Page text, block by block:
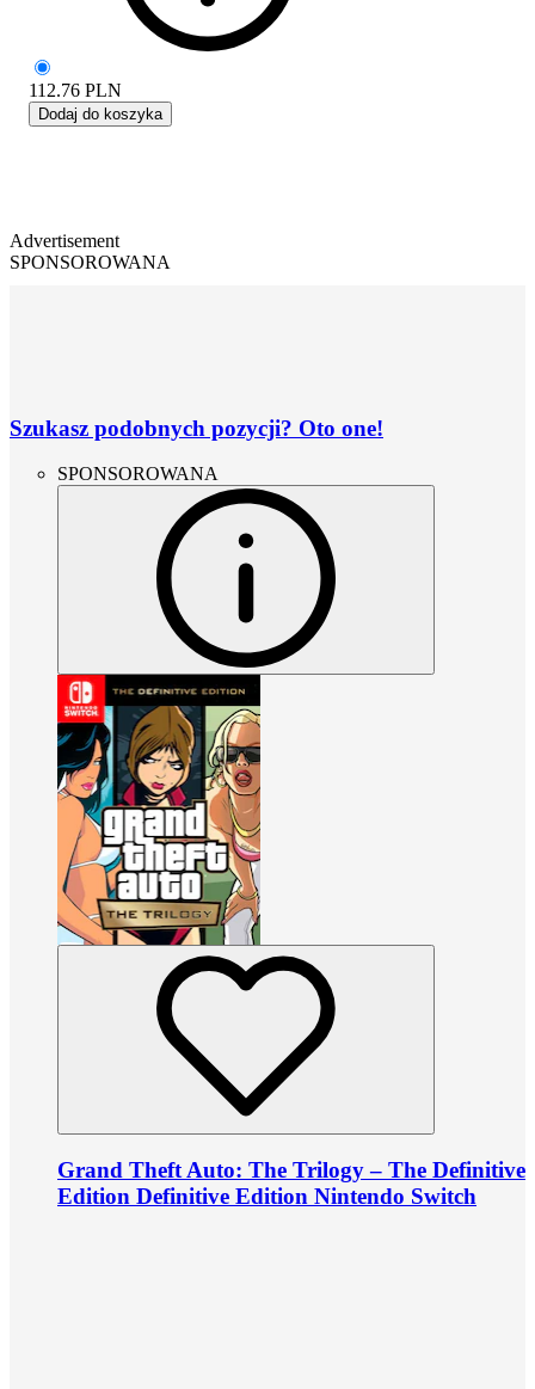
112.76 PLN
Dodaj do koszyka
Advertisement
SPONSOROWANA
Szukasz podobnych pozycji? Oto one!
SPONSOROWANA
Grand Theft Auto: The Trilogy – The Definitive
Edition Definitive Edition Nintendo Switch